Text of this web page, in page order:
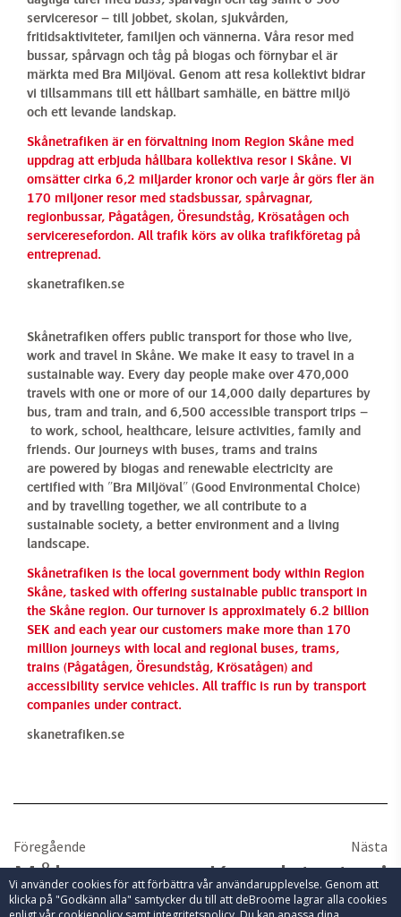
serviceresor – till jobbet, skolan, sjukvården,
fritidsaktiviteter, familjen och vännerna. Våra resor med
bussar, spårvagn och tåg på biogas och förnybar el är
märkta med Bra Miljöval. Genom att resa kollektivt bidrar
vi tillsammans till ett hållbart samhälle, en bättre miljö
och ett levande landskap.
Skånetrafiken är en förvaltning inom Region Skåne med
uppdrag att erbjuda hållbara kollektiva resor i Skåne. Vi
omsätter cirka 6,2 miljarder kronor och varje år görs fler än
170 miljoner resor med stadsbussar, spårvagnar,
regionbussar, Pågatågen, Öresundståg, Krösatågen och
serviceresefordon. All trafik körs av olika trafikföretag på
entreprenad.
skanetrafiken.se
Skånetrafiken offers public transport for those who live,
work and travel in Skåne. We make it easy to travel in a
sustainable way. Every day people make over 470,000
travels with one or more of our 14,000 daily departures by
bus, tram and train, and 6,500 accessible transport trips –
to work, school, healthcare, leisure activities, family and
friends. Our journeys with buses, trams and trains
are powered by biogas and renewable electricity are
certified with "Bra Miljöval" (Good Environmental Choice)
and by travelling together, we all contribute to a
sustainable society, a better environment and a living
landscape.
Skånetrafiken is the local government body within Region
Skåne, tasked with offering sustainable public transport in
the Skåne region. Our turnover is approximately 6.2 billion
SEK and each year our customers make more than 170
million journeys with local and regional buses, trams,
trains (Pågatågen, Öresundståg, Krösatågen) and
accessibility service vehicles. All traffic is run by transport
companies under contract.
skanetrafiken.se
Föregående
Målgrupper
Nästa
Kanalstrategi
Vi använder cookies för att förbättra vår användarupplevelse. Genom att
klicka på "Godkänn alla" samtycker du till att deBroome lagrar alla cookies